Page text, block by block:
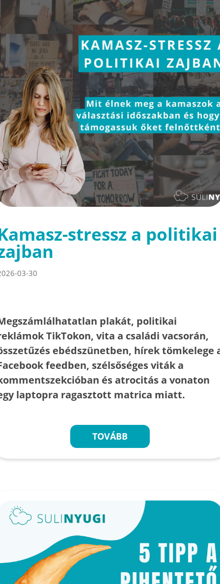
stressz a politikai
03-30
plakát, politikai
TikTokon, vita a családi vacsorán,
ebédszünetben, hírek tömkelege
feedben, szélsőséges viták a
és atrocitás a vonaton
laptopra ragasztott matrica miatt.
TOVÁBB